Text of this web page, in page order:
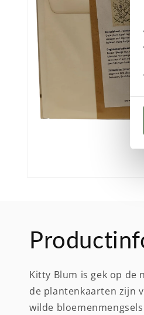
Kitty Blum is gek op de
de plantenkaarten zijn
wilde